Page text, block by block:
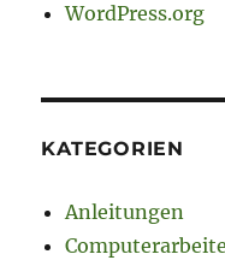
WordPress.org
KATEGORIEN
Anleitungen